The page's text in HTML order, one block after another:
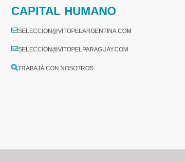
CAPITAL HUMANO
SELECCION@VITOPELARGENTINA.COM
SELECCION@VITOPELPARAGUAY.COM
TRABAJÁ CON NOSOTROS